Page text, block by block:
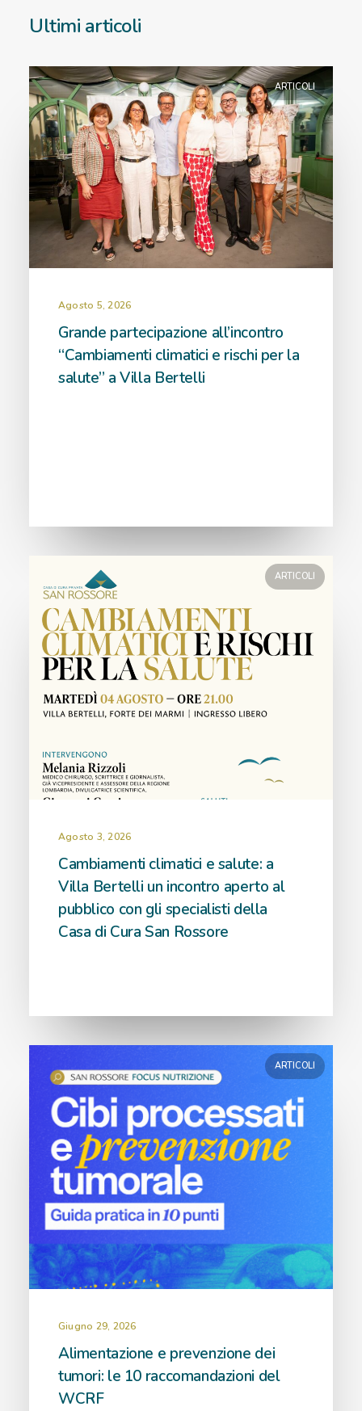
Ultimi articoli
ARTICOLI
Agosto 5, 2026
Grande partecipazione all’incontro
“Cambiamenti climatici e rischi per la
salute” a Villa Bertelli
ARTICOLI
Agosto 3, 2026
Cambiamenti climatici e salute: a
Villa Bertelli un incontro aperto al
pubblico con gli specialisti della
Casa di Cura San Rossore
ARTICOLI
Giugno 29, 2026
Alimentazione e prevenzione dei
tumori: le 10 raccomandazioni del
WCRF